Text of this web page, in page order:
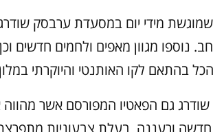
מידי יום במסעדת ערבסק
נוספו מגוון מאפים ולחמים חדשים
בהתאם לקו האותנטי והיוקרתי
גם הפאטיו המפורסם אשר
חדשה ורעננה בעלת צבעוניות